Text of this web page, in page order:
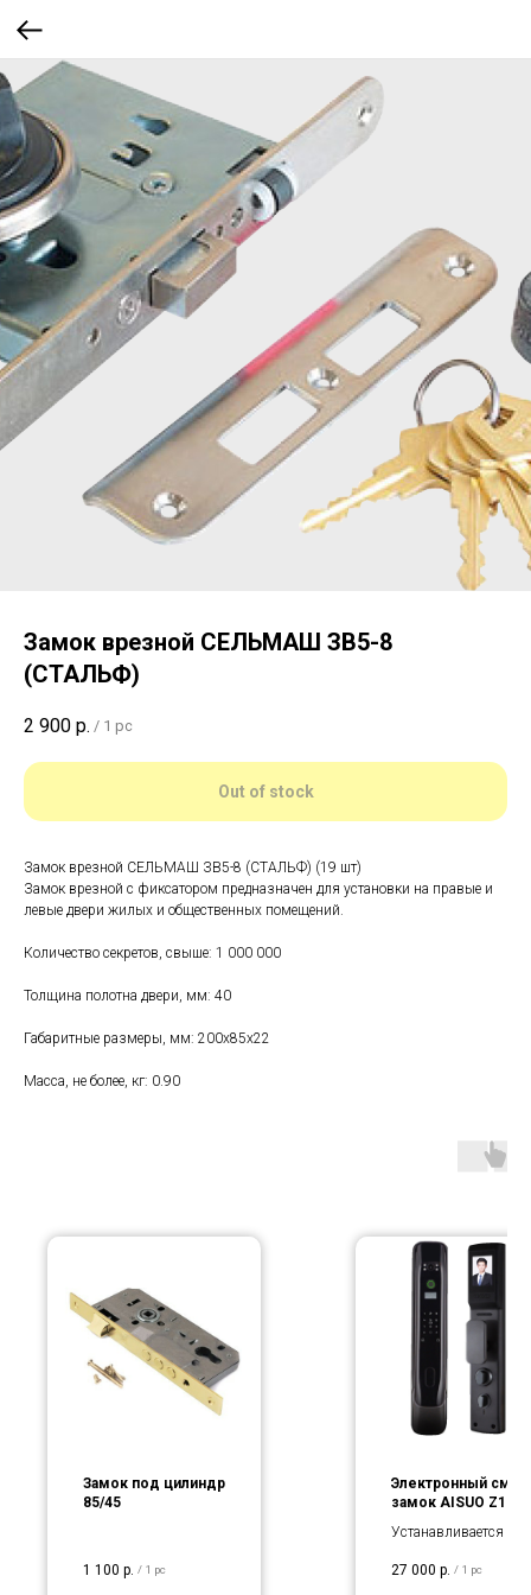
Замок врезной СЕЛЬМАШ ЗВ5-8
(СТАЛЬФ)
2 900 р. / 1 pc
Out of stock
Замок врезной СЕЛЬМАШ ЗВ5-8 (СТАЛЬФ) (19 шт)
Замок врезной с фиксатором предназначен для установки на правые и
левые двери жилых и общественных помещений.
Количество секретов, свыше: 1 000 000
Толщина полотна двери, мм: 40
Габаритные размеры, мм: 200x85x22
Масса, не более, кг: 0.90
Замок под цилиндр
85/45
1 100 р. / 1 pc
Электронный
замок AISUO Z1
Устанавливается на
металлические двери
27 000 р. / 1 pc